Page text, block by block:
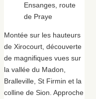
Ensanges, route
de Praye
Montée sur les hauteurs
de Xirocourt, découverte
de magnifiques vues sur
la vallée du Madon,
Bralleville, St Firmin et la
colline de Sion. Approche